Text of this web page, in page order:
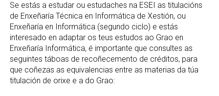
Se estás a estudar ou estudaches na ESEI as titulacións
de Enxeñaría Técnica en Informática de Xestión, ou
Enxeñaría en Informática (segundo ciclo) e estás
interesado en adaptar os teus estudos ao Grao en
Enxeñaría Informática, é importante que consultes as
seguintes táboas de recoñecemento de créditos, para
que coñezas as equivalencias entre as materias da túa
titulación de orixe e a do Grao: